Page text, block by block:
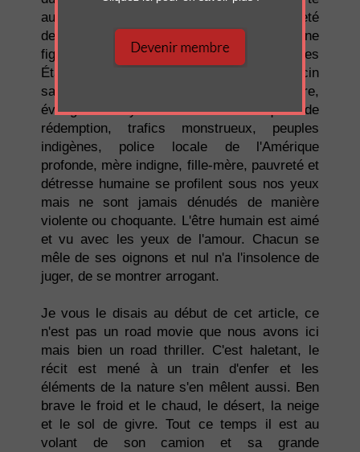
aux uns et aux autres décrit en soi l’entièreté
des problématiques abordées. C'est une
figure de l'Amérique, et des populations des
États-Unis, que
trace. Médecin
sans frontière plongé dans une guerre,
évangélistes ayant lui-même été en quête de
rédemption, trafics monstrueux, peuples
indigènes, police locale de l'Amérique
profonde, mère indigne, fille-mère, pauvreté et
détresse humaine se profilent sous nos yeux
mais ne sont jamais dénudés de manière
violente ou choquante. L'être humain est aimé
et vu avec les yeux de l'amour. Chacun se
mêle de ses oignons et nul n'a l'insolence de
juger, de se montrer arrogant.
Je vous le disais au début de cet article, ce
n'est pas un road movie que nous avons ici
mais bien un road thriller. C'est haletant, le
récit est mené à un train d'enfer et les
éléments de la nature s'en mêlent aussi. Ben
brave le froid et le chaud, le désert, la neige
et le sol de givre. Tout ce temps il est au
volant de son camion et sa grande